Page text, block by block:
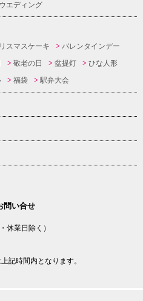
エディング
スマスケーキ
バレンタインデー
敬老の日 盆提灯
ひな人形
福袋 駅弁大会
問い合せ
休業日除く）
記時間内となります。